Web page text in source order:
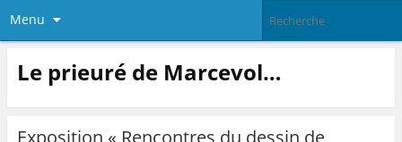
Menu
Le prieuré de Marcevol…